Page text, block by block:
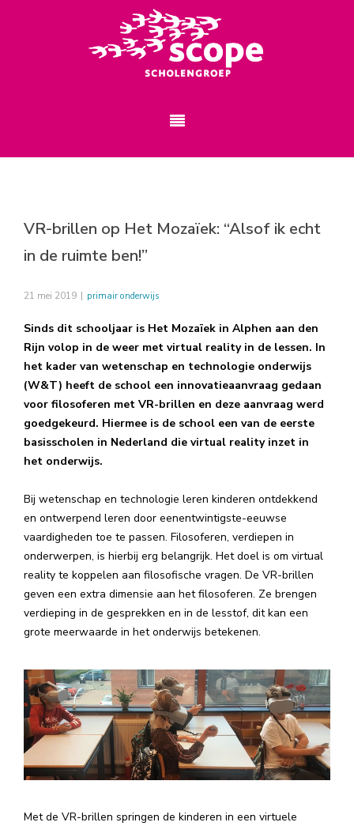
VR-brillen op Het Mozaïek: “Alsof ik echt
in de ruimte ben!’’
21 mei 2019 | primair onderwijs
Sinds dit schooljaar is Het Mozaïek in Alphen aan den
Rijn volop in de weer met virtual reality in de lessen. In
het kader van wetenschap en technologie onderwijs
(W&T) heeft de school een innovatieaanvraag gedaan
voor filosoferen met VR-brillen en deze aanvraag werd
goedgekeurd. Hiermee is de school een van de eerste
basisscholen in Nederland die virtual reality inzet in
het onderwijs.
Bij wetenschap en technologie leren kinderen ontdekkend
en ontwerpend leren door eenentwintigste-eeuwse
vaardigheden toe te passen. Filosoferen, verdiepen in
onderwerpen, is hierbij erg belangrijk. Het doel is om virtual
reality te koppelen aan filosofische vragen. De VR-brillen
geven een extra dimensie aan het filosoferen. Ze brengen
verdieping in de gesprekken en in de lesstof, dit kan een
grote meerwaarde in het onderwijs betekenen.
Met de VR-brillen springen de kinderen in een virtuele